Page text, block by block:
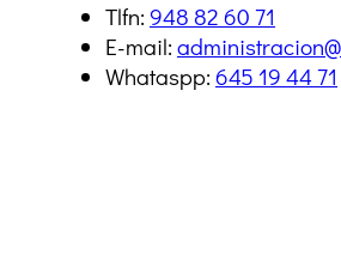
Tlfn: 948 82 60 71
E-mail:
Whataspp: 645 19 44 71